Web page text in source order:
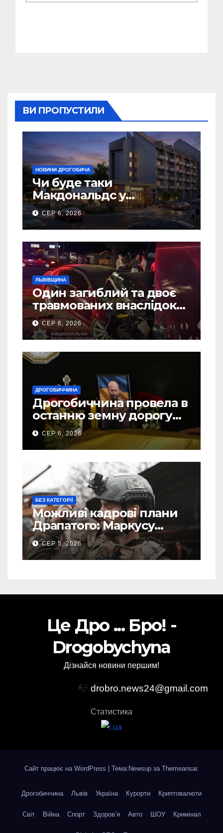
ВИ ПРОПУСТИЛИ
НОВИНИ ДРОГОБИЧА
Чи буде таки
Макдональдс у
Дрогобичі? (Фото)
СЕР 6, 2026
ЛЬВІВЩИНА
Один загиблий та двоє
травмованих внаслідок
ДТП на Самбірщині
СЕР 6, 2026
ДРОГОБИЧЧИНА
Дрогобиччина провела в
останню земну дорогу
свого Захисника – Олега
Торського
СЕР 6, 2026
БЕЗ КАТЕГОРІЇ
Можливі кадрові плани
Драпатого: Маркусу
пророкують важливу
посаду у ЗСУ
СЕР 5, 2026
Це Дро ... Бро! -
Drogobychyna
Дізнайся новини першим!
📭 drobro.news24@gmail.com
Статистика
Сайт працює на WordPress Тема:Newsup за Themeansar.
Дрогобиччина Львів Україна Курорти Криптовалюти
Світ Війна Спорт Здоров’я Авто ШОУ Кримінал